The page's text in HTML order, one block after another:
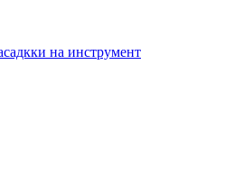
на инструмент